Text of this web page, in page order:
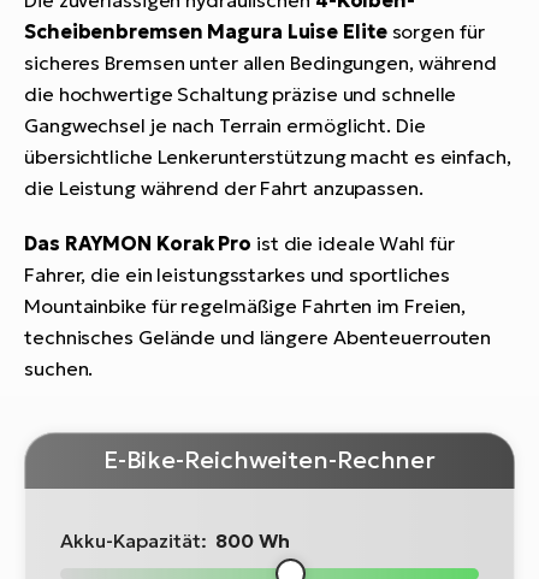
Scheibenbremsen Magura Luise Elitesorgen für
sicheres Bremsen unter allen Bedingungen, während
die hochwertige Schaltung präzise und schnelle
Gangwechsel je nach Terrain ermöglicht. Die
übersichtliche Lenkerunterstützung macht es einfach,
die Leistung während der Fahrt anzupassen.
Das RAYMON Korak Pro ist die ideale Wahl für
Fahrer, die ein leistungsstarkes und sportliches
Mountainbike für regelmäßige Fahrten im Freien,
technisches Gelände und längere Abenteuerrouten
suchen.
E-Bike-Reichweiten-Rechner
Akku-Kapazität: 800 Wh